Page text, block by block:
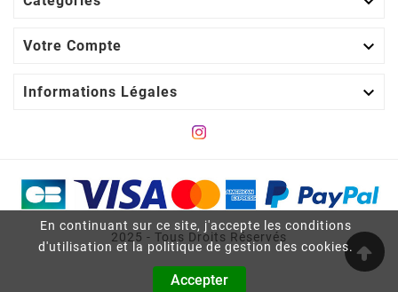
En continuant sur ce site, j'accepte les conditions
d'utilisation et la politique de gestion des cookies.
Accepter
Votre Compte 
Informations Légales 
2025 - Tous Droits Réservés